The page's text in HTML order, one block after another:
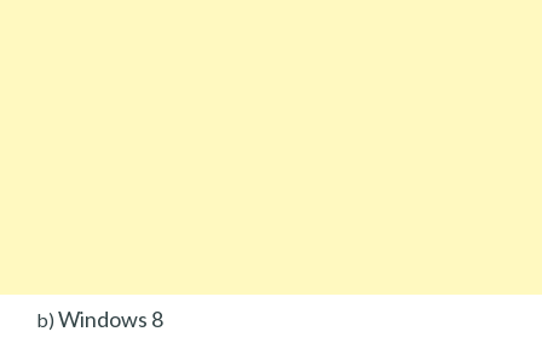
b) Windows 8